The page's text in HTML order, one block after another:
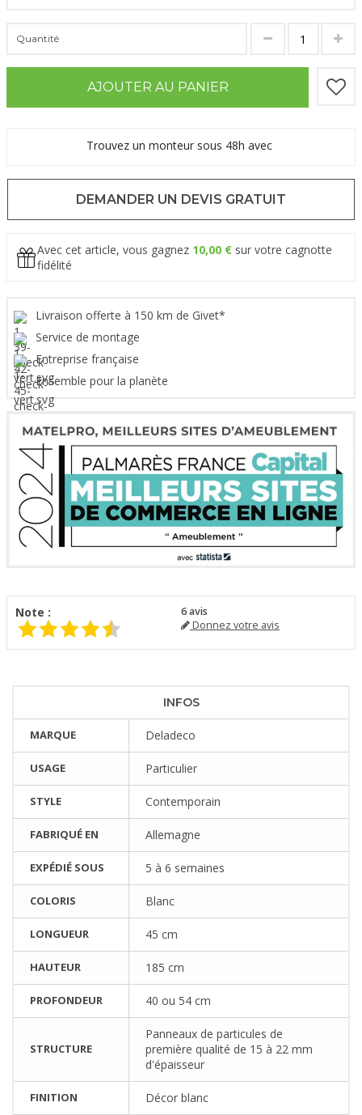
Quantité
AJOUTER AU PANIER
Trouvez un monteur sous 48h avec
DEMANDER UN DEVIS GRATUIT
Avec cet article, vous gagnez 10,00 € sur votre cagnotte
fidélité
Livraison offerte à 150 km de Givet*
Service de montage
Entreprise française
Ensemble pour la planète
Note : 6avis
Donnez votre avis
INFOS
MARQUE Deladeco
USAGE Particulier
STYLE Contemporain
FABRIQUÉ EN Allemagne
EXPÉDIÉ SOUS 5 à 6 semaines
COLORIS Blanc
LONGUEUR 45 cm
HAUTEUR 185 cm
PROFONDEUR 40 ou 54 cm
STRUCTURE
Panneaux de particules de
première qualité de 15 à 22 mm
d'épaisseur
FINITION Décor blanc